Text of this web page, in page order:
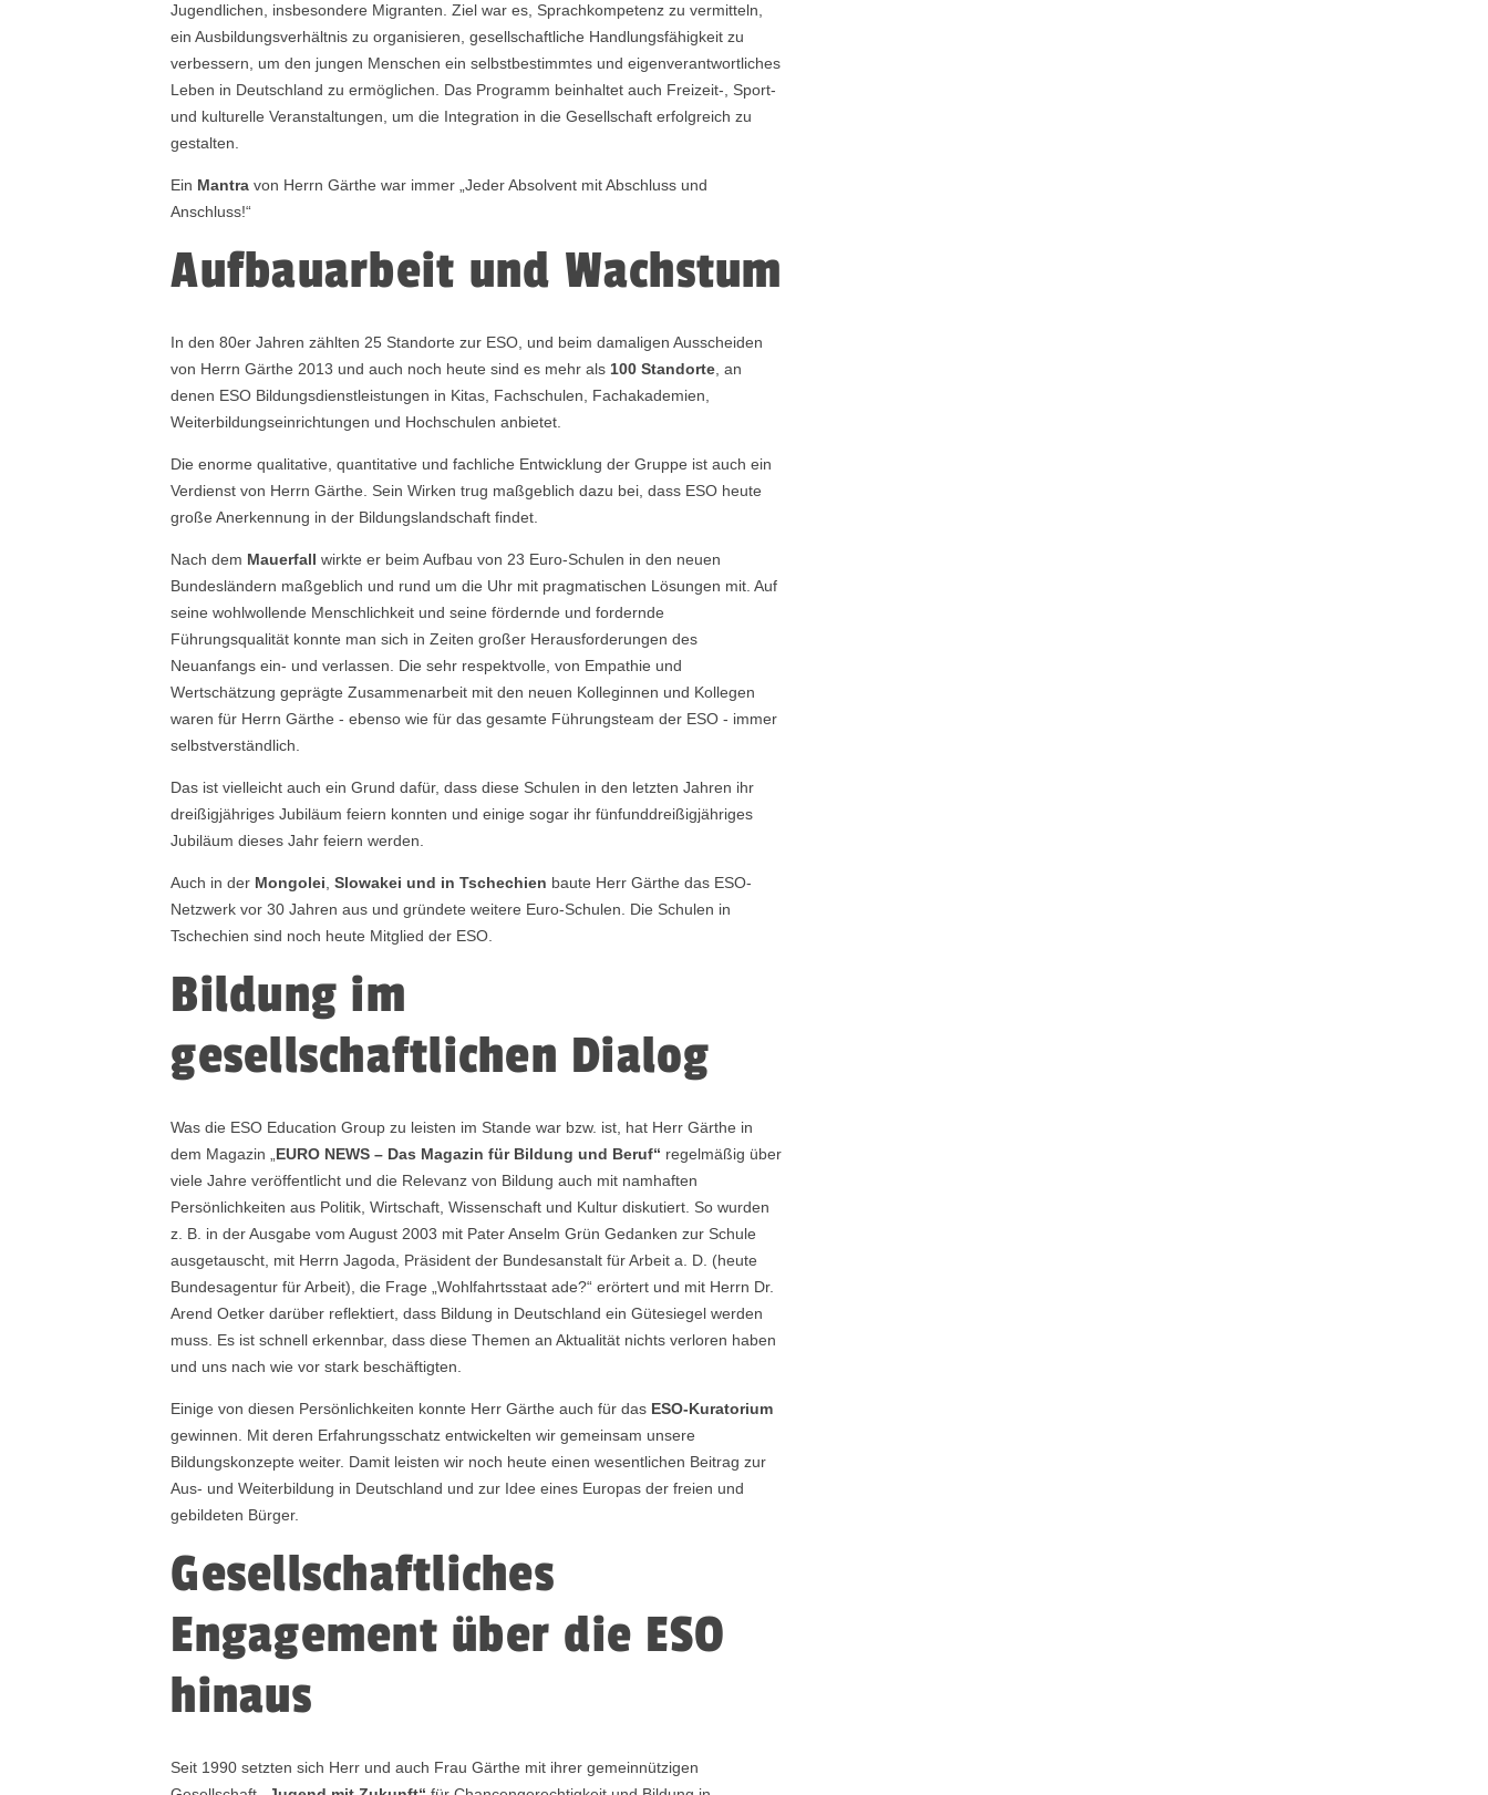
Jugendlichen, insbesondere Migranten. Ziel war es, Sprachkompetenz zu vermitteln,
ein Ausbildungsverhältnis zu organisieren, gesellschaftliche Handlungsfähigkeit zu
verbessern, um den jungen Menschen ein selbstbestimmtes und eigenverantwortliches
Leben in Deutschland zu ermöglichen. Das Programm beinhaltet auch Freizeit-, Sport-
und kulturelle Veranstaltungen, um die Integration in die Gesellschaft erfolgreich zu
gestalten.
Ein Mantra von Herrn Gärthe war immer „Jeder Absolvent mit Abschluss und
Anschluss!“
Aufbauarbeit und Wachstum
In den 80er Jahren zählten 25 Standorte zur ESO, und beim damaligen Ausscheiden
von Herrn Gärthe 2013 und auch noch heute sind es mehr als 100 Standorte , an
denen ESO Bildungsdienstleistungen in Kitas, Fachschulen, Fachakademien,
Weiterbildungseinrichtungen und Hochschulen anbietet.
Die enorme qualitative, quantitative und fachliche Entwicklung der Gruppe ist auch ein
Verdienst von Herrn Gärthe. Sein Wirken trug maßgeblich dazu bei, dass ESO heute
große Anerkennung in der Bildungslandschaft findet.
Nach dem Mauerfall wirkte er beim Aufbau von 23 Euro-Schulen in den neuen
Bundesländern maßgeblich und rund um die Uhr mit pragmatischen Lösungen mit. Auf
seine wohlwollende Menschlichkeit und seine fördernde und fordernde
Führungsqualität konnte man sich in Zeiten großer Herausforderungen des
Neuanfangs ein- und verlassen. Die sehr respektvolle, von Empathie und
Wertschätzung geprägte Zusammenarbeit mit den neuen Kolleginnen und Kollegen
waren für Herrn Gärthe - ebenso wie für das gesamte Führungsteam der ESO - immer
selbstverständlich.
Das ist vielleicht auch ein Grund dafür, dass diese Schulen in den letzten Jahren ihr
dreißigjähriges Jubiläum feiern konnten und einige sogar ihr fünfunddreißigjähriges
Jubiläum dieses Jahr feiern werden.
Auch in der Mongolei ,Slowakei und in Tschechien baute Herr Gärthe das ESO-
Netzwerk vor 30 Jahren aus und gründete weitere Euro-Schulen. Die Schulen in
Tschechien sind noch heute Mitglied der ESO.
Bildung im
gesellschaftlichen Dialog
Was die ESO Education Group zu leisten im Stande war bzw. ist, hat Herr Gärthe in
dem Magazin „ EURO NEWS – Das Magazin für Bildung und Beruf“ regelmäßig über
viele Jahre veröffentlicht und die Relevanz von Bildung auch mit namhaften
Persönlichkeiten aus Politik, Wirtschaft, Wissenschaft und Kultur diskutiert. So wurden
z. B. in der Ausgabe vom August 2003 mit Pater Anselm Grün Gedanken zur Schule
ausgetauscht, mit Herrn Jagoda, Präsident der Bundesanstalt für Arbeit a. D. (heute
Bundesagentur für Arbeit), die Frage „Wohlfahrtsstaat ade?“ erörtert und mit Herrn Dr.
Arend Oetker darüber reflektiert, dass Bildung in Deutschland ein Gütesiegel werden
muss. Es ist schnell erkennbar, dass diese Themen an Aktualität nichts verloren haben
und uns nach wie vor stark beschäftigten.
Einige von diesen Persönlichkeiten konnte Herr Gärthe auch für das ESO-Kuratorium
gewinnen. Mit deren Erfahrungsschatz entwickelten wir gemeinsam unsere
Bildungskonzepte weiter. Damit leisten wir noch heute einen wesentlichen Beitrag zur
Aus- und Weiterbildung in Deutschland und zur Idee eines Europas der freien und
gebildeten Bürger.
Gesellschaftliches
Engagement über die ESO
hinaus
Seit 1990 setzten sich Herr und auch Frau Gärthe mit ihrer gemeinnützigen